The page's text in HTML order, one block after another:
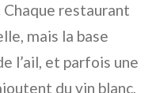
restaurant
mais la base
l’ail, et parfois une
du vin blanc,